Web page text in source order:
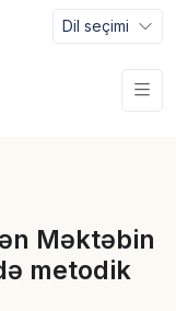
Dil seçimi
Məktəbin
metodik